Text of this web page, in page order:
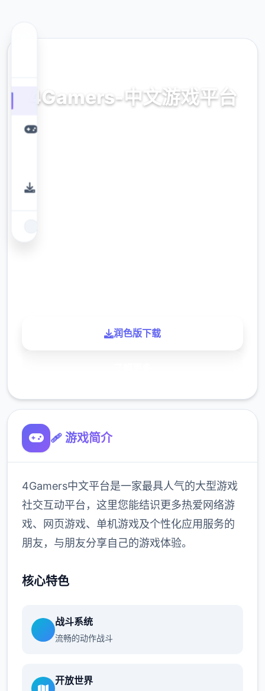
4Gamers-中文游戏平台
润色版下载
🩹 游戏简介
4Gamers中文平台是一家最具人气的大型游戏
社交互动平台，这里您能结识更多热爱网络游
戏、网页游戏、单机游戏及个性化应用服务的
朋友，与朋友分享自己的游戏体验。
核心特色
战斗系统
流畅的动作战斗
开放世界